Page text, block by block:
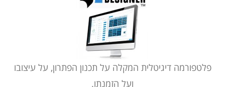
פלטפורמה דיגיטלית המקלה על תכנון הפתרון, על עיצובו
ועל הזמנתו.